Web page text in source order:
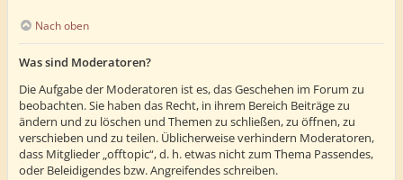
Nach oben
Was sind Moderatoren?
Die Aufgabe der Moderatoren ist es, das Geschehen im Forum zu
beobachten. Sie haben das Recht, in ihrem Bereich Beiträge zu
ändern und zu löschen und Themen zu schließen, zu öffnen, zu
verschieben und zu teilen. Üblicherweise verhindern Moderatoren,
dass Mitglieder „offtopic“, d. h. etwas nicht zum Thema Passendes,
oder Beleidigendes bzw. Angreifendes schreiben.